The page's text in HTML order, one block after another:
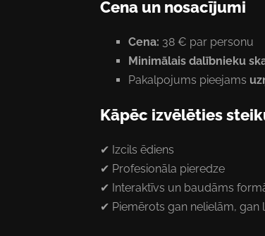
Cena un nosacījumi
Cena: 38 € par personu
Minimālais dalībnieku
Pakalpojums pieejams
Kāpēc izvēlēties
✔ Izcils ēdiens
✔ Profesionāla pieredze
✔ Interaktīvs un baudāms
✔ Piemērots gan nelielām, gan